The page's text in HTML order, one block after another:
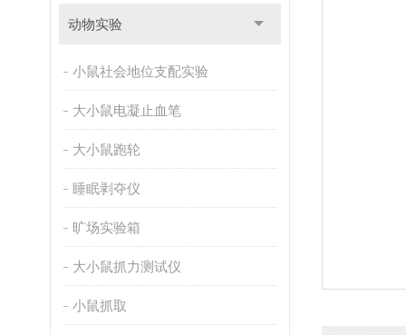
动物实验
小鼠社会地位支配实验
大小鼠电凝止血笔
大小鼠跑轮
睡眠剥夺仪
旷场实验箱
大小鼠抓力测试仪
小鼠抓取